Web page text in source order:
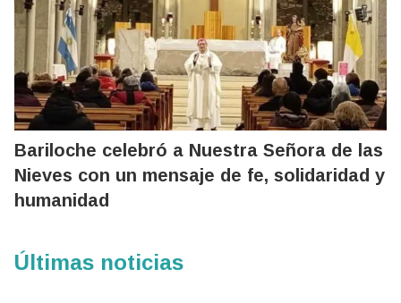
Bariloche celebró a Nuestra Señora de las
Nieves con un mensaje de fe, solidaridad y
humanidad
Últimas noticias